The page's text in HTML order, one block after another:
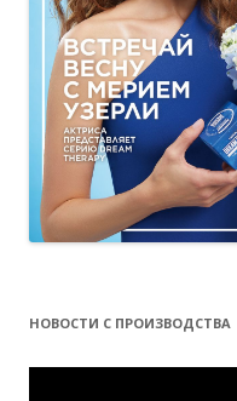
НОВОСТИ С ПРОИЗВОДСТВА
Видеоплеер